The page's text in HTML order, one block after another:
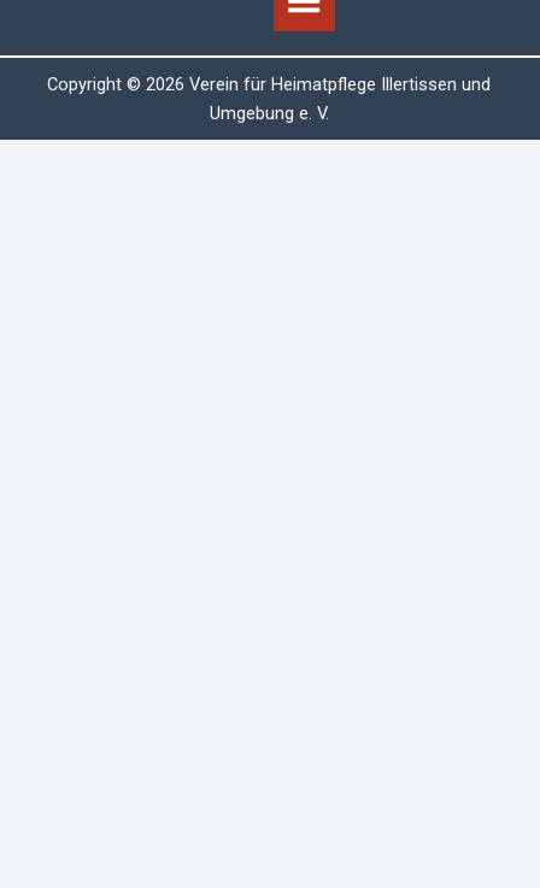
Copyright © 2026 Verein für Heimatpflege Illertissen und
Umgebung e. V.